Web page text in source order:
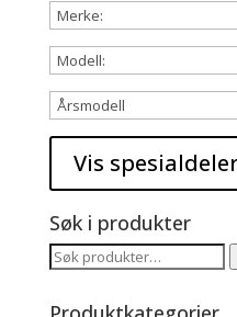
Søk i produkter
Søk